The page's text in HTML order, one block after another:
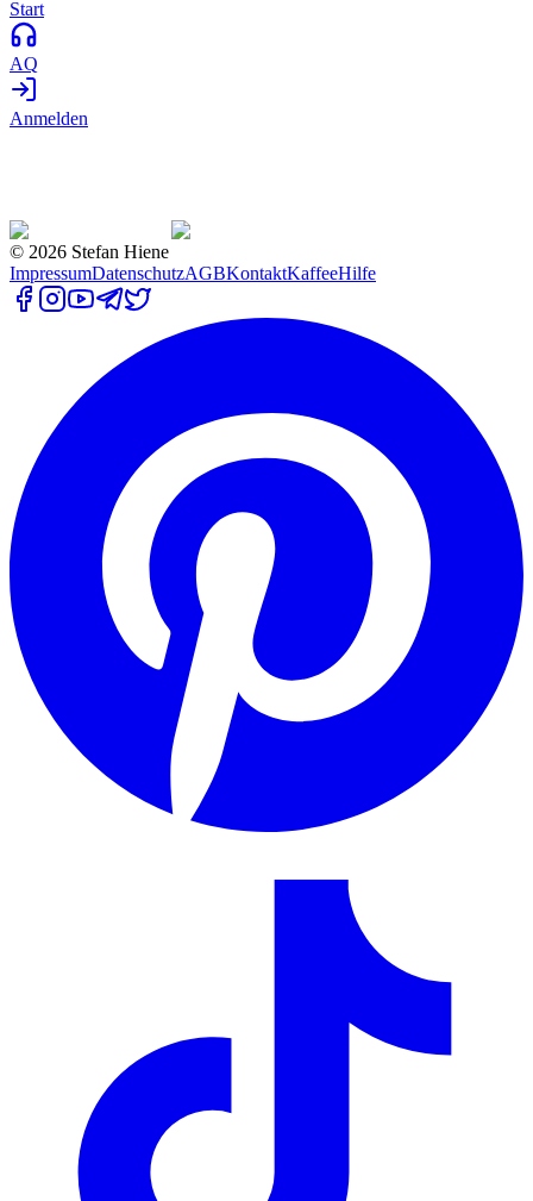
Start
AQ
Anmelden
© 2026 Stefan Hiene
ImpressumDatenschutzAGBKontaktKaffeeHilfe